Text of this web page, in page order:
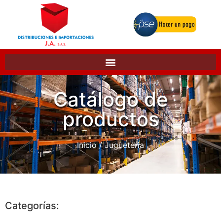
Catálogo de
productos
Inicio/ Jugueteria
Categorías: